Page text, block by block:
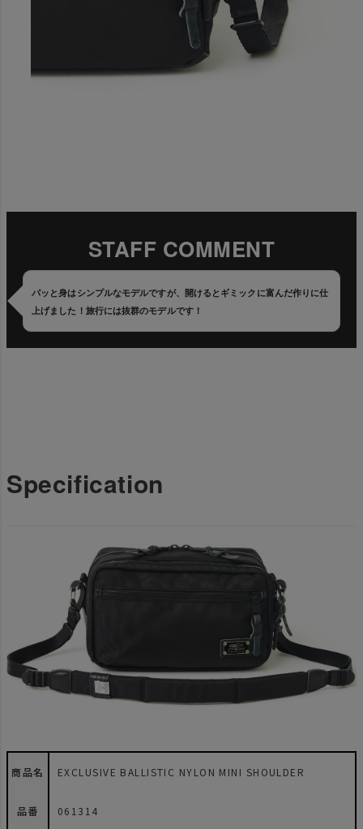
STAFF COMMENT
パッと身はシンプルなモデルですが、開けるとギミックに富んだ作りに仕
上げました！旅行には抜群のモデルです！
Specification
商品名 EXCLUSIVE BALLISTIC NYLON MINI SHOULDER
品番 061314